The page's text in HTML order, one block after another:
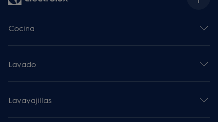
Cocina
Lavado
Lavavajillas